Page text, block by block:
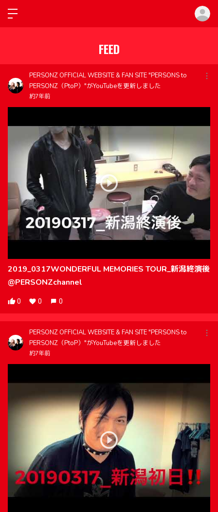
FEED
PERSONZ OFFICIAL WEBSITE & FAN SITE "PERSONS to
PERSONZ（PtoP）"がYouTubeを更新しました
約7年前
2019_0317WONDERFUL MEMORIES TOUR_新潟終演後
@PERSONZchannel
0 0 0
PERSONZ OFFICIAL WEBSITE & FAN SITE "PERSONS to
PERSONZ（PtoP）"がYouTubeを更新しました
約7年前